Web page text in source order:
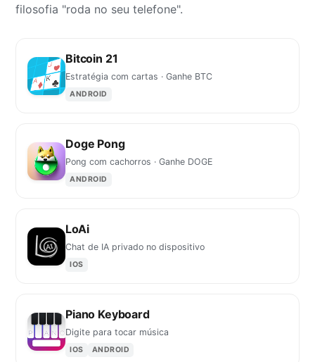
filosofia "roda no seu telefone".
Bitcoin 21
Estratégia com cartas · Ganhe BTC
ANDROID
Doge Pong
Pong com cachorros · Ganhe DOGE
ANDROID
LoAi
Chat de IA privado no dispositivo
IOS
Piano Keyboard
Digite para tocar música
IOS ANDROID